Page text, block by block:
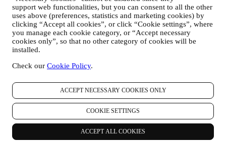
support web functionalities, but you can consent to all the other
uses above (preferences, statistics and marketing cookies) by
clicking “Accept all cookies”, or click “Cookie settings”, where
you manage each cookie category, or “Accept necessary
cookies only”, so that no other category of cookies will be
installed.
Check our Cookie Policy.
ACCEPT NECESSARY COOKIES ONLY
COOKIE SETTINGS
ACCEPT ALL COOKIES
regolamento generale sulla protezione dei dati dell’UE 2016/679) e
alla legge applicabile in materia di protezione dei dati nel vostro
Paese, territorio o luogo di residenza (le “Leggi in materia di
protezione dei dati”).
A) QUANDO RACCOGLIAMO DATI DA VOI E CHE TIPO DI DATI
Per “dati personali” si intende qualsiasi informazione relativa a voi e
che ci consente di identificarvi direttamente o in combinazione con
altre informazioni.
Minori: Non raccogliamo dati personali da minori. Dovete aver
compiuto almeno 18 anni per utilizzare il nostro sito web e i nostri
servizi.
Possiamo raccogliere dati personali da voi quando utilizzate il nostro
sito web (il “Sito”), registrate un account Le Creuset, acquistate un
prodotto Le Creuset sul Sito o nei nostri negozi Le Creuset